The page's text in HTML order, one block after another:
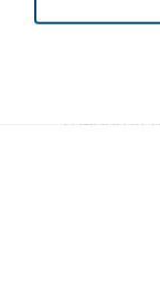
e Made in